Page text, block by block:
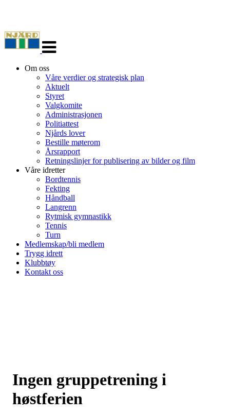
navigasjon
Om oss
Våre verdier og strategisk plan
Aktuelt
Styret
Valgkomite
Administrasjonen
Politiattest
Njårds lover
Bestille møterom
Årsrapport
Retningslinjer for publisering av bilder og film
Våre idretter
Bordtennis
Fekting
Håndball
Langrenn
Rytmisk gymnastikk
Tennis
Turn
Medlemskap/bli medlem
Trygg idrett
Klubbtøy
Kontakt oss
Ingen gruppetrening i
høstferien